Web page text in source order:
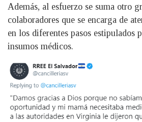
Además, al esfuerzo se suma otro
colaboradores que se encarga de
en los diferentes pasos estipulados
insumos médicos.